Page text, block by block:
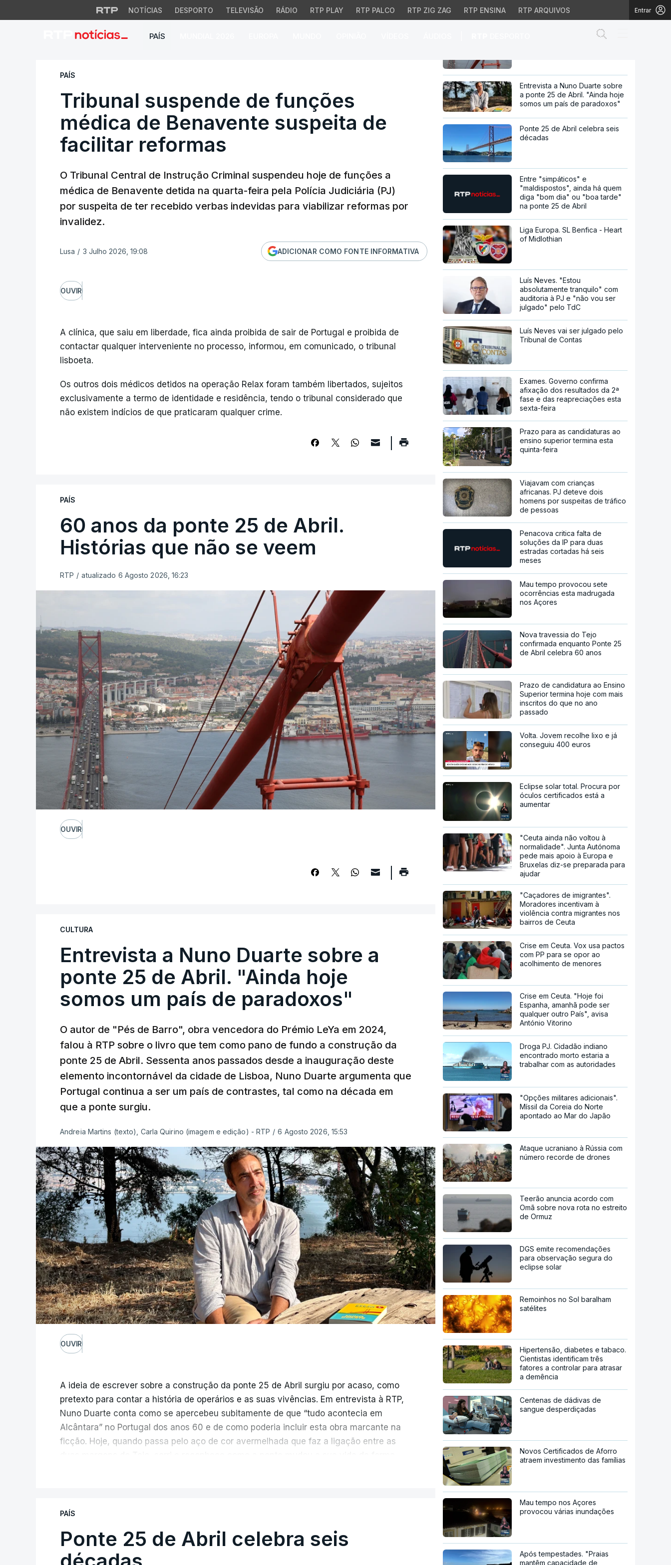
NOTÍCIAS DESPORTO TELEVISÃO RÁDIO RTP PLAY RTP PALCO RTP ZIG ZAG RTP ENSINA RTP ARQUIVOS Entrar
PAÍS
Tribunal suspende de funções médica de Benavente suspeita
PAÍS
Tribunal suspende de funções
médica de Benavente suspeita de
facilitar reformas
O Tribunal Central de Instrução Criminal suspendeu hoje de funções a
médica de Benavente detida na quarta-feira pela Polícia Judiciária (PJ)
por suspeita de ter recebido verbas indevidas para viabilizar reformas por
invalidez.
Lusa / 3 Julho 2026, 19:08 ADICIONAR COMO FONTE INFORMATIVA
OUVIR
A clínica, que saiu em liberdade, fica ainda proibida de sair de Portugal e proibida de
contactar qualquer interveniente no processo, informou, em comunicado, o tribunal
lisboeta.
Os outros dois médicos detidos na operação Relax foram também libertados, sujeitos
exclusivamente a termo de identidade e residência, tendo o tribunal considerado que
não existem indícios de que praticaram qualquer crime.
PAÍS
60 anos da ponte 25 de Abril.
Histórias que não se veem
RTP / atualizado 6 Agosto 2026, 16:23
OUVIR
CULTURA
Entrevista a Nuno Duarte sobre a
ponte 25 de Abril. "Ainda hoje
somos um país de paradoxos"
O autor de "Pés de Barro", obra vencedora do Prémio LeYa em 2024,
falou à RTP sobre o livro que tem como pano de fundo a construção da
ponte 25 de Abril. Sessenta anos passados desde a inauguração deste
elemento incontornável da cidade de Lisboa, Nuno Duarte argumenta que
Portugal continua a ser um país de contrastes, tal como na década em
que a ponte surgiu.
Andreia Martins (texto), Carla Quirino (imagem e edição) - RTP / 6 Agosto 2026, 15:53
OUVIR
A ideia de escrever sobre a construção da ponte 25 de Abril surgiu por acaso, como
pretexto para contar a história de operários e as suas vivências. Em entrevista à RTP,
Nuno Duarte conta como se apercebeu subitamente de que “tudo acontecia em
Alcântara” no Portugal dos anos 60 e de como poderia incluir esta obra marcante na
ficção. Hoje, quando passa pelo aço de cor avermelhada que faz a ligação entre as
infraestrutura, à época, a maior ponte suspensa da Europa. Os dramas e peripécias
num contraste entre o apogeu da engenharia e da modernidade e os sinais de um
regime em declínio, com a guerra colonial já em curso.
PAÍS
Ponte 25 de Abril celebra seis
60 anos da ponte 25 de Abril.
Entrevista a Nuno Duarte sobre
a ponte 25 de Abril. "Ainda hoje
somos um país de paradoxos"
Ponte 25 de Abril celebra seis
décadas
Entre "simpáticos" e
"maldispostos", ainda há quem
diga "bom dia" ou "boa tarde"
na ponte 25 de Abril
Liga Europa. SL Benfica - Heart
of Midlothian
Luís Neves. "Estou
absolutamente tranquilo" com
auditoria à PJ e "não vou ser
julgado" pelo TdC
Luís Neves vai ser julgado pelo
Tribunal de Contas
Exames. Governo confirma
afixação dos resultados da 2ª
fase e das reapreciações esta
sexta-feira
Prazo para as candidaturas ao
ensino superior termina esta
quinta-feira
Viajavam com crianças
africanas. PJ deteve dois
homens por suspeitas de tráfico
de pessoas
Penacova critica falta de
soluções da IP para duas
estradas cortadas há seis
meses
Mau tempo provocou sete
ocorrências esta madrugada
nos Açores
Nova travessia do Tejo
confirmada enquanto Ponte 25
de Abril celebra 60 anos
Prazo de candidatura ao Ensino
Superior termina hoje com mais
inscritos do que no ano
passado
Volta. Jovem recolhe lixo e já
conseguiu 400 euros
Eclipse solar total. Procura por
óculos certificados está a
aumentar
"Ceuta ainda não voltou à
normalidade". Junta Autónoma
pede mais apoio à Europa e
Bruxelas diz-se preparada para
ajudar
"Caçadores de imigrantes".
Moradores incentivam à
violência contra migrantes nos
bairros de Ceuta
Crise em Ceuta. Vox usa pactos
com PP para se opor ao
acolhimento de menores
Crise em Ceuta. "Hoje foi
Espanha, amanhã pode ser
qualquer outro País", avisa
António Vitorino
Droga PJ. Cidadão indiano
encontrado morto estaria a
trabalhar com as autoridades
"Opções militares adicionais".
Míssil da Coreia do Norte
apontado ao Mar do Japão
Ataque ucraniano à Rússia com
número recorde de drones
Teerão anuncia acordo com
Omã sobre nova rota no estreito
de Ormuz
DGS emite recomendações
para observação segura do
eclipse solar
Remoinhos no Sol baralham
satélites
Hipertensão, diabetes e tabaco.
Cientistas identificam três
fatores a controlar para atrasar
a demência
Centenas de dádivas de
sangue desperdiçadas
Novos Certificados de Aforro
atraem investimento das famílias
Mau tempo nos Açores
provocou várias inundações
Após tempestades. "Praias
mantêm capacidade de